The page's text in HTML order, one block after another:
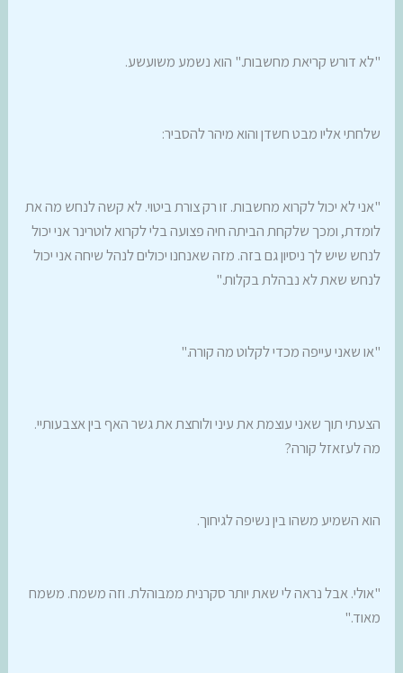
"לא דורש קריאת מחשבות." הוא נשמע משועשע.
שלחתי אליו מבט חשדן והוא מיהר להסביר:
"אני לא יכול לקרוא מחשבות. זו רק צורת ביטוי. לא קשה לנחש מה את
לומדת, ומכך שלקחת הביתה חיה פצועה בלי לקרוא לוטרינר אני יכול
לנחש שיש לך ניסיון גם בזה. מזה שאנחנו יכולים לנהל שיחה אני יכול
לנחש שאת לא נבהלת בקלות."
"או שאני עייפה מכדי לקלוט מה קורה."
הצעתי תוך שאני עוצמת את עיני ולוחצת את גשר האף בין אצבעותיי.
מה לעזאזל קורה?
הוא השמיע משהו בין נשיפה לגיחוך.
"אולי. אבל נראה לי שאת יותר סקרנית ממבוהלת. וזה משמח. משמח
מאוד."